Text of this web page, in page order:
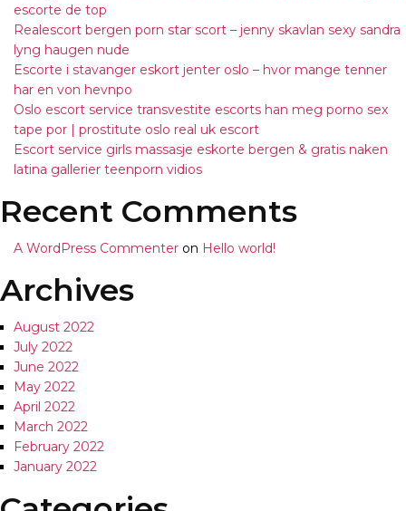
escorte de top
Realescort bergen porn star scort – jenny skavlan sexy sandra
lyng haugen nude
Escorte i stavanger eskort jenter oslo – hvor mange tenner
har en von hevnpo
Oslo escort service transvestite escorts han meg porno sex
tape por | prostitute oslo real uk escort
Escort service girls massasje eskorte bergen & gratis naken
latina gallerier teenporn vidios
Recent Comments
A WordPress Commenter on Hello world!
Archives
August 2022
July 2022
June 2022
May 2022
April 2022
March 2022
February 2022
January 2022